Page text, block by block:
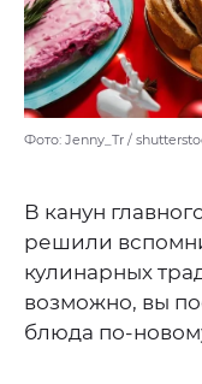
Фото: Jenny_Tr /
В канун
решили
кулинарных
возможно, вы
блюда по-